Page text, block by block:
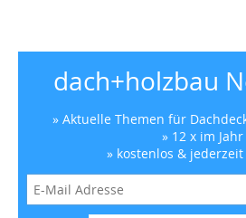
dach+holzbau
» Aktuelle Themen für
» 12 x im Jahr
» kostenlos &